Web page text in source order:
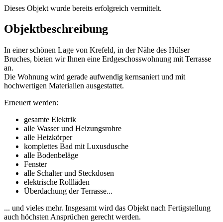
Dieses Objekt wurde bereits erfolgreich vermittelt.
Objekt­beschreibung
In einer schönen Lage von Krefeld, in der Nähe des Hülser
Bruches, bieten wir Ihnen eine Erdgeschosswohnung mit Terrasse
an.
Die Wohnung wird gerade aufwendig kernsaniert und mit
hochwertigen Materialien ausgestattet.
Erneuert werden:
gesamte Elektrik
alle Wasser und Heizungsrohre
alle Heizkörper
komplettes Bad mit Luxusdusche
alle Bodenbeläge
Fenster
alle Schalter und Steckdosen
elektrische Rollläden
Überdachung der Terrasse...
... und vieles mehr. Insgesamt wird das Objekt nach Fertigstellung
auch höchsten Ansprüchen gerecht werden.